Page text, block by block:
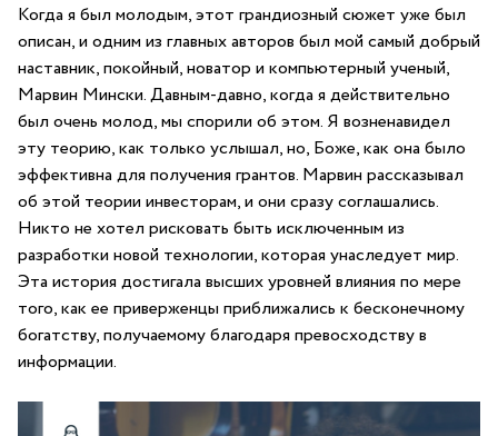
Когда я был молодым, этот грандиозный сюжет уже был
описан, и одним из главных авторов был мой самый добрый
наставник, покойный, новатор и компьютерный ученый,
Марвин Мински. Давным-давно, когда я действительно
был очень молод, мы спорили об этом. Я возненавидел
эту теорию, как только услышал, но, Боже, как она было
эффективна для получения грантов. Марвин рассказывал
об этой теории инвесторам, и они сразу соглашались.
Никто не хотел рисковать быть исключенным из
разработки новой технологии, которая унаследует мир.
Эта история достигала высших уровней влияния по мере
того, как ее приверженцы приближались к бесконечному
богатству, получаемому благодаря превосходству в
информации.